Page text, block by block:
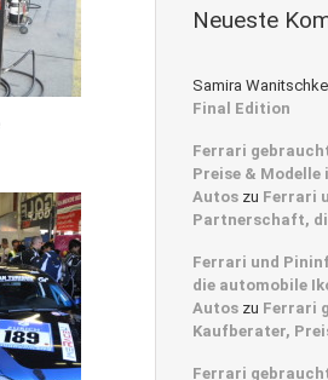
Neueste
Samira Wanitschke
Final Edition
Ferrari
Preise &
Autos zu Ferrari
Partnerschaft,
Ferrari und
die automobile
Autos zu Ferrari
Kaufberater,
Ferrari